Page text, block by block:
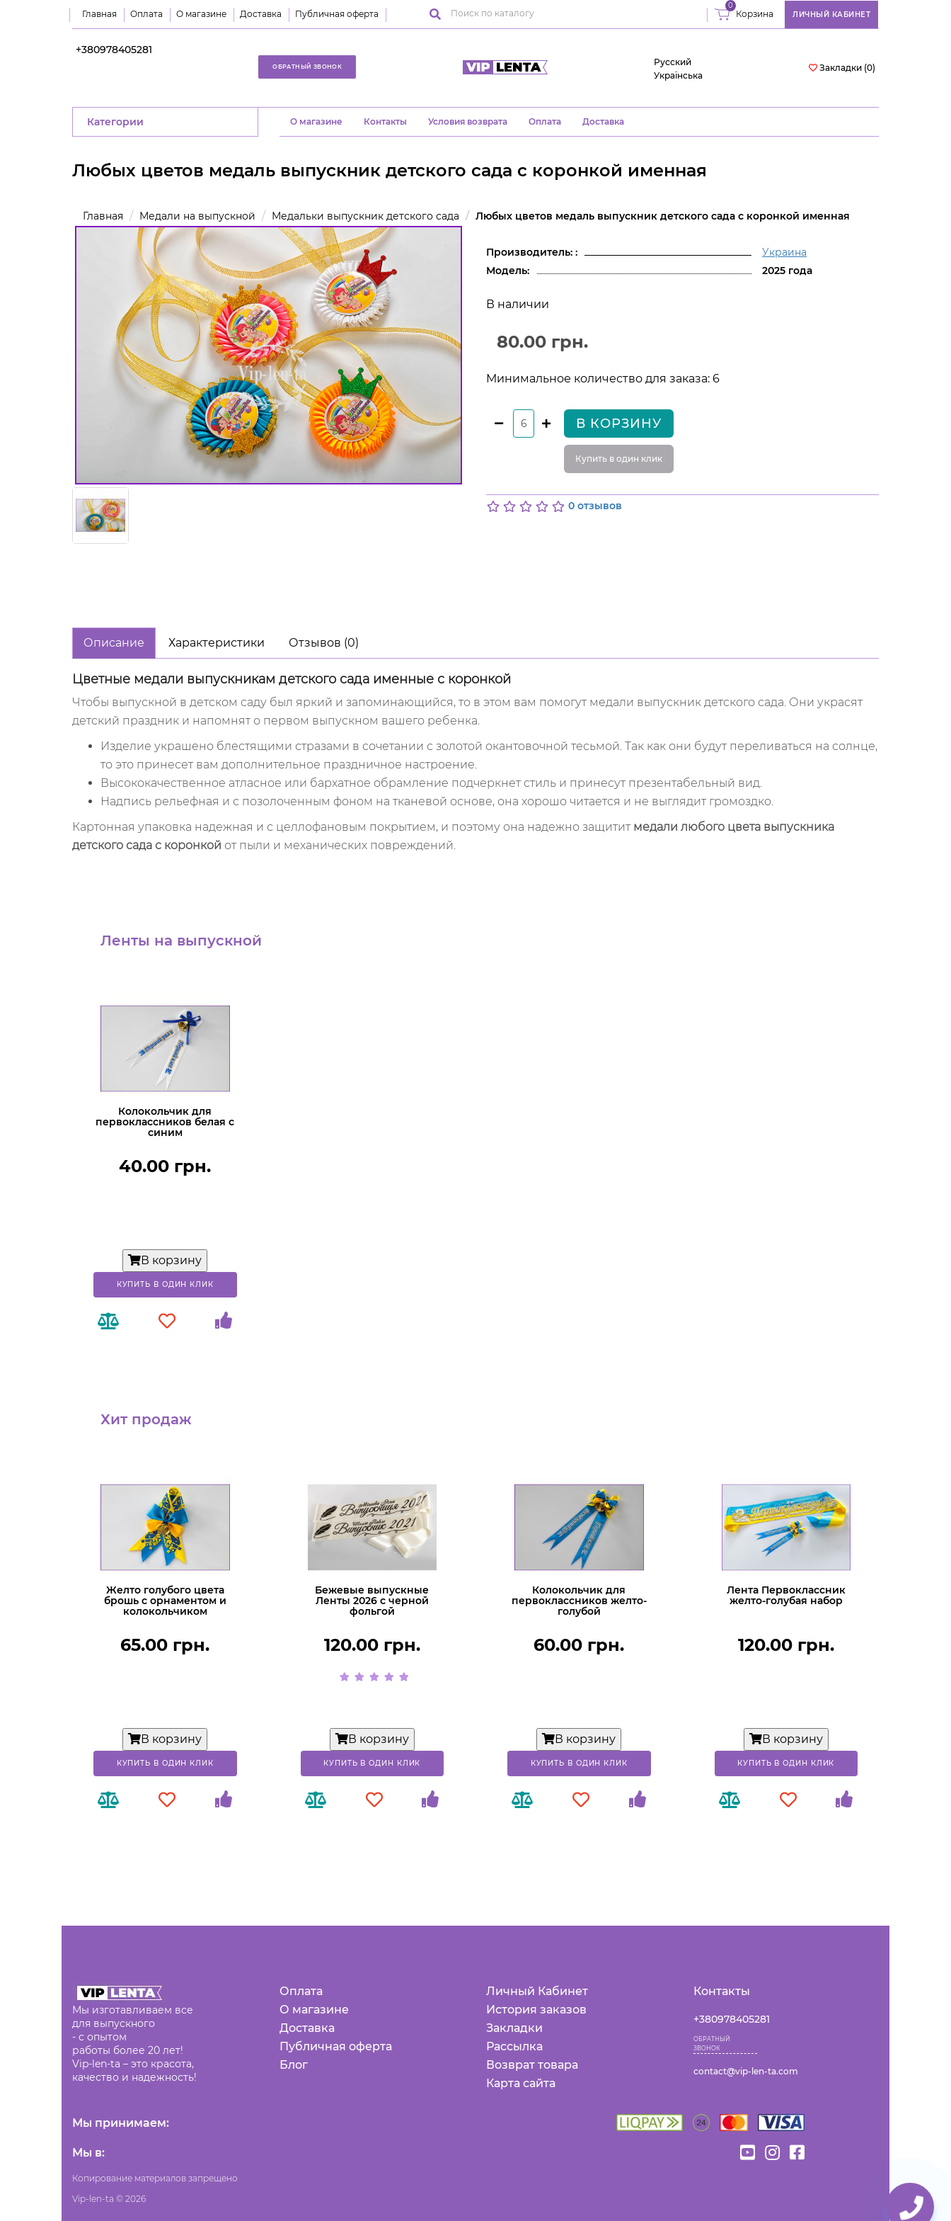
Главная Оплата О магазине Доставка Публичная оферта Корзина
0
ЛИЧНЫЙ КАБИНЕТ
+380978405281
ОБРАТНЫЙ ЗВОНОК
Русский
Українська
Закладки (0)
O магазине Контакты Условия возврата Оплата Доставка
Категории
Любых цветов медаль выпускник детского сада с коронкой именная
Главная Медали на выпускной Медальки выпускник детского сада Любых цветов медаль выпускник детского сада с коронкой именная
Производитель: :
Украина
Модель:
2025 года
В наличии
80.00 грн.
Минимальное количество для заказа: 6
В КОРЗИНУ
Купить в один клик
0 отзывов
Описание Характеристики Отзывов (0)
Цветные медали выпускникам детского сада именные с коронкой
Чтобы выпускной в детском саду был яркий и запоминающийся, то в этом вам помогут медали выпускник детского сада. Они украсят
детский праздник и напомнят о первом выпускном вашего ребенка.
Изделие украшено блестящими стразами в сочетании с золотой окантовочной тесьмой. Так как они будут переливаться на солнце,
то это принесет вам дополнительное праздничное настроение.
Высококачественное атласное или бархатное обрамление подчеркнет стиль и принесут презентабельный вид.
Надпись рельефная и с позолоченным фоном на тканевой основе, она хорошо читается и не выглядит громоздко.
Картонная упаковка надежная и с целлофановым покрытием, и поэтому она надежно защититмедали любого цвета выпускника
детского сада с коронкой от пыли и механических повреждений.
Ленты на выпускной
Колокольчик для
первоклассников белая с
синим
40.00 грн.
В корзину
КУПИТЬ В ОДИН КЛИК
Хит продаж
Желто голубого цвета
брошь с орнаментом и
колокольчиком
65.00 грн.
В корзину
КУПИТЬ В ОДИН КЛИК
Бежевые выпускные
Ленты 2026 с черной
фольгой
120.00 грн.
В корзину
КУПИТЬ В ОДИН КЛИК
Колокольчик для
первоклассников желто-
голубой
60.00 грн.
В корзину
КУПИТЬ В ОДИН КЛИК
Лента Первоклассник
желто-голубая набор
120.00 грн.
В корзину
КУПИТЬ В ОДИН КЛИК
Мы изготавливаем все
для выпускного
- с опытом
работы более 20 лет!
Vip-len-ta – это красота,
качество и надежность!
Оплата
О магазине
Доставка
Публичная оферта
Блог
Личный Кабинет
История заказов
Закладки
Рассылка
Возврат товара
Карта сайта
Контакты
+380978405281
ОБРАТНЫЙ
ЗВОНОК
contact@vip-len-ta.com
Мы принимаем:
Мы в:
Копирование материалов запрещено
Vip-len-ta © 2026